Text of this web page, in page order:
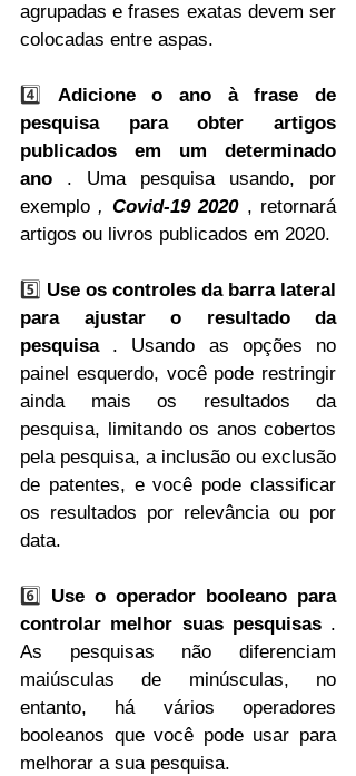
agrupadas e frases exatas devem ser
colocadas entre aspas.
4️⃣ Adicione o ano à frase de
pesquisa para obter artigos
publicados em um determinado
ano . Uma pesquisa usando, por
exemplo , Covid-19 2020 , retornará
artigos ou livros publicados em 2020.
5️⃣ Use os controles da barra lateral
para ajustar o resultado da
pesquisa . Usando as opções no
painel esquerdo, você pode restringir
ainda mais os resultados da
pesquisa, limitando os anos cobertos
pela pesquisa, a inclusão ou exclusão
de patentes, e você pode classificar
os resultados por relevância ou por
data.
6️⃣ Use o operador booleano para
controlar melhor suas pesquisas .
As pesquisas não diferenciam
maiúsculas de minúsculas, no
entanto, há vários operadores
booleanos que você pode usar para
melhorar a sua pesquisa.